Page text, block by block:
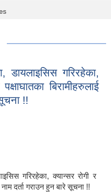
डायलाइसिस गरिरहेका,
बिरामीहरुलाई
!!
गरिरहेका, क्यान्सर रोगी र
दर्ता गराउन हुन बारे सूचना !!